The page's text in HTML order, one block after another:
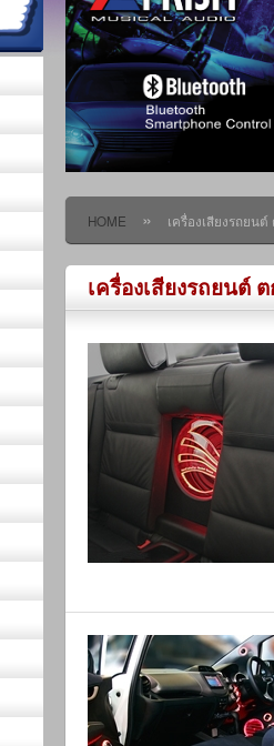
HOME » เครื่องเสียงรถยน
เครื่องเสียงรถยนต์